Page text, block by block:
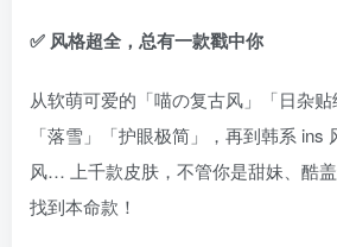
✅ 风格超全，总有一款戳中你
从软萌可爱的「喵の复古风」「日杂
「落雪」「护眼极简」，再到韩系 ins
风… 上千款皮肤，不管你是甜妹、酷
找到本命款！